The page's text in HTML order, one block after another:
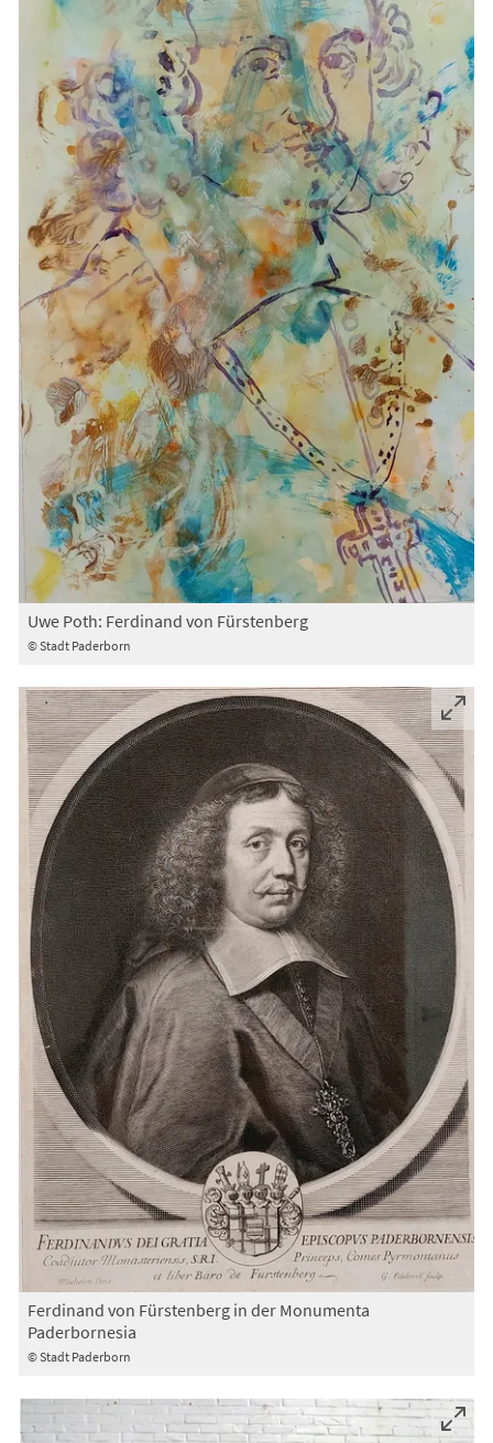
© Stadt Paderborn
Uwe Poth: Ferdinand von Fürstenberg
© Stadt Paderborn
Ferdinand von Fürstenberg in der Monumenta
Paderbornesia